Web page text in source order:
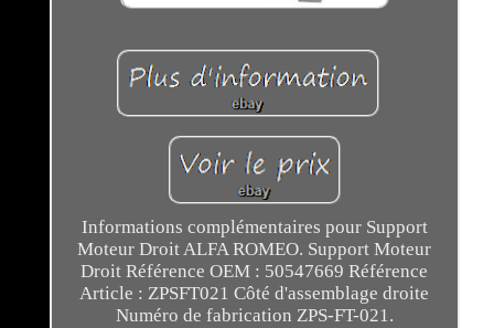
Informations complémentaires pour Support
Moteur Droit ALFA ROMEO. Support Moteur
Droit Référence OEM : 50547669 Référence
Article : ZPSFT021 Côté d'assemblage droite
Numéro de fabrication ZPS-FT-021.